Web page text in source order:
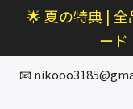
へ
ス
🌟 夏の特典 | 全
ード
📧